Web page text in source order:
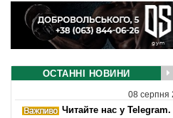
ОСТАННІ НОВИНИ
08 серпня
Читайте нас у